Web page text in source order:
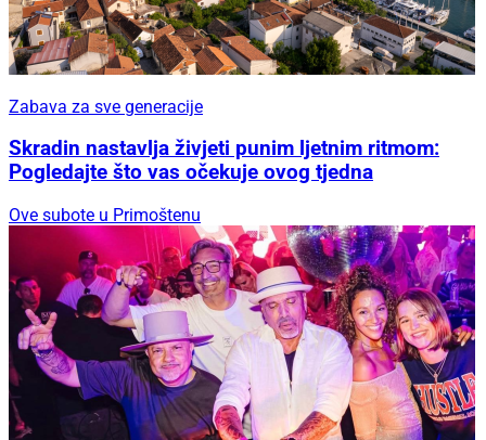
Zabava za sve generacije
Skradin nastavlja živjeti punim ljetnim ritmom:
Pogledajte što vas očekuje ovog tjedna
Ove subote u Primoštenu